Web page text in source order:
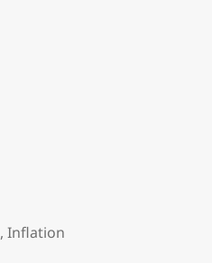
,Inflation